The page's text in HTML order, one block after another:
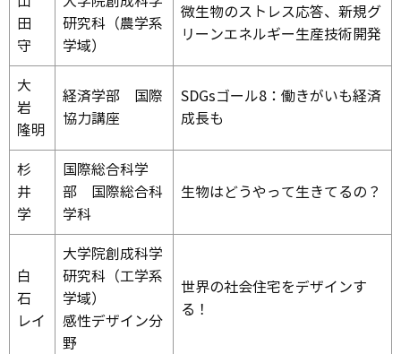
田
守
研究科（農学系
学域）
微生物のストレス応答、新規グ
リーンエネルギー生産技術開発
大
岩
隆明
経済学部 国際
協力講座
SDGsゴール8：働きがいも経済
成長も
杉
井
学
国際総合科学
部 国際総合科
学科
生物はどうやって生きてるの？
白
石
レイ
大学院創成科学
研究科（工学系
学域）
感性デザイン分
野
世界の社会住宅をデザインす
る！